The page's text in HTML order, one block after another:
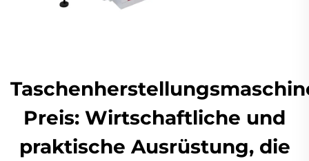
Preis: Wirtschaftliche und
praktische Ausrüstung, die